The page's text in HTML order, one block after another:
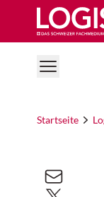
Logistik
Startseite